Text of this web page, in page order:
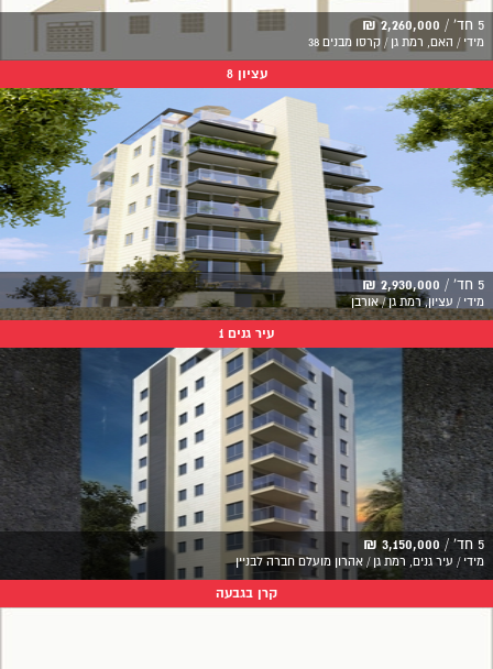
5 חד' / 2,260,000 ₪
מידי / האם, רמת גן / קרסו מבנים 38
עציון 8
5 חד' / 2,930,000 ₪
מידי / עציון, רמת גן / אורבן
עיר גנים 1
5 חד' / 3,150,000 ₪
מידי / עיר גנים, רמת גן / אהרון מועלם חברה לבניין
קרן בגבעה